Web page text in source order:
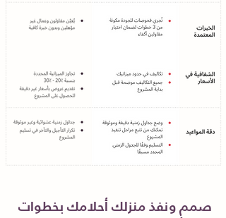
صمم ونفذ منزلك أحلامك بخطوات